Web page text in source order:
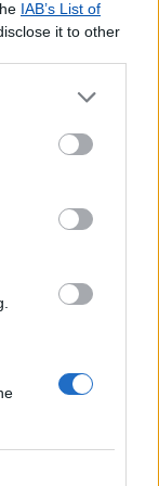
IAB’s List of
it to other